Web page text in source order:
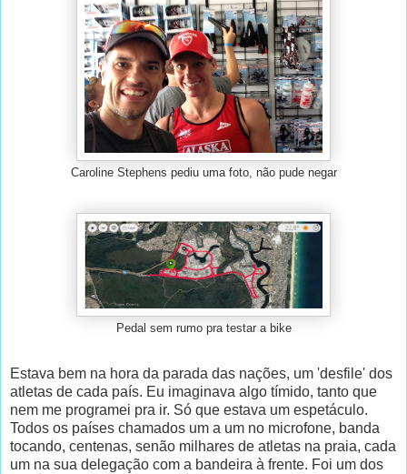
Caroline Stephens pediu uma foto, não pude negar
Pedal sem rumo pra testar a bike
Estava bem na hora da parada das nações, um 'desfile' dos
atletas de cada país. Eu imaginava algo tímido, tanto que
nem me programei pra ir. Só que estava um espetáculo.
Todos os países chamados um a um no microfone, banda
tocando, centenas, senão milhares de atletas na praia, cada
um na sua delegação com a bandeira à frente. Foi um dos